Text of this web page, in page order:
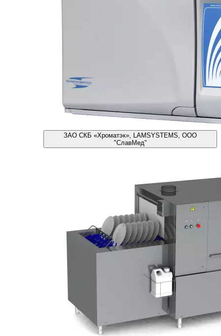
ЗАО СКБ «Хроматэк», LAMSYSTEMS, ООО
"СлавМед"